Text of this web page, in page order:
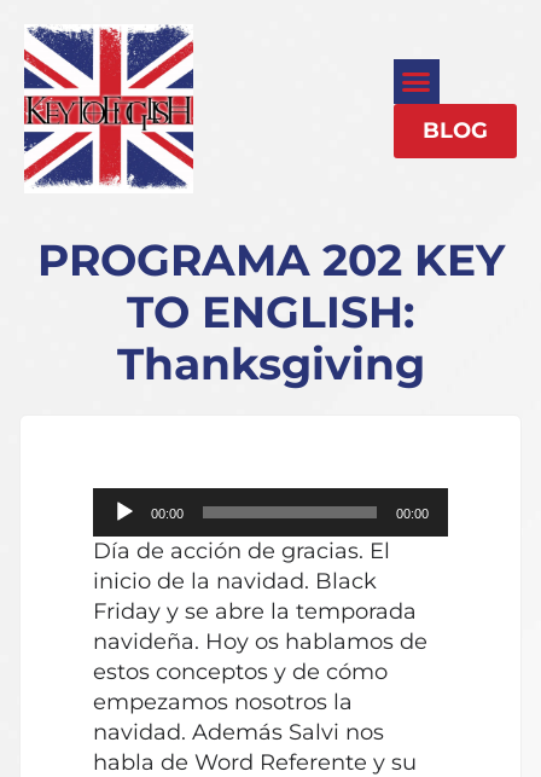
BLOG
PROGRAMA 202 KEY
TO ENGLISH:
Thanksgiving
Reproductor
de
audio
00:00 00:00
Día de acción de gracias. El
inicio de la navidad. Black
Friday y se abre la temporada
navideña. Hoy os hablamos de
estos conceptos y de cómo
empezamos nosotros la
navidad. Además Salvi nos
habla de Word Referente y su